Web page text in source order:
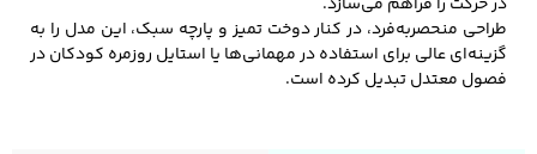
کفش مردانه شال و کلاه مردانه چتر مردانه
طراحی منحصربه‌فرد، در کنار دوخت تمیز و پارچه سبک، این مدل را به
گزینه‌ای عالی برای استفاده در مهمانی‌ها یا استایل روزمره کودکان در
فصول معتدل تبدیل کرده است.